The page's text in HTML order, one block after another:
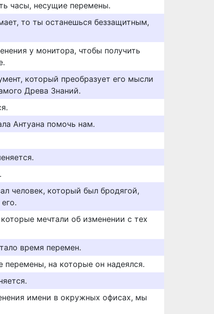
часы, несущие перемены.
то ты останешься беззащитным,
у монитора, чтобы получить
который преобразует его мысли
Древа Знаний.
Антуана помочь нам.
человек, который был бродягой,
мечтали об изменении с тех
время перемен.
перемены, на которые он надеялся.
имени в окружных офисах, мы